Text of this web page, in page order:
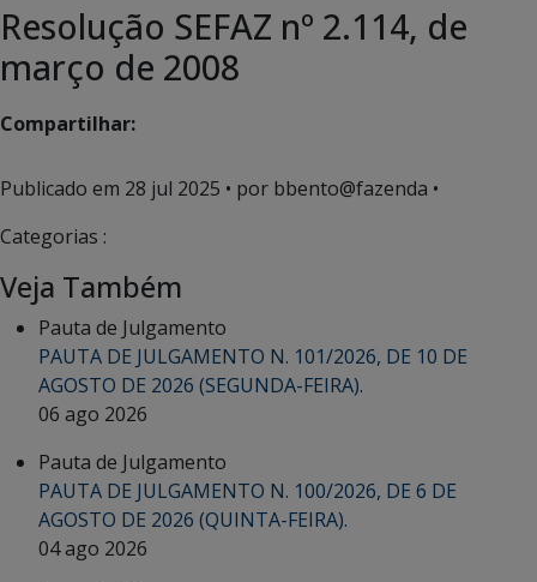
Resolução SEFAZ nº 2.114, de
março de 2008
Compartilhar:
Publicado em 28 jul 2025 • por bbento@fazenda •
Categorias :
Veja Também
Pauta de Julgamento
PAUTA DE JULGAMENTO N. 101/2026, DE 10 DE
AGOSTO DE 2026 (SEGUNDA-FEIRA).
06 ago 2026
Pauta de Julgamento
PAUTA DE JULGAMENTO N. 100/2026, DE 6 DE
AGOSTO DE 2026 (QUINTA-FEIRA).
04 ago 2026